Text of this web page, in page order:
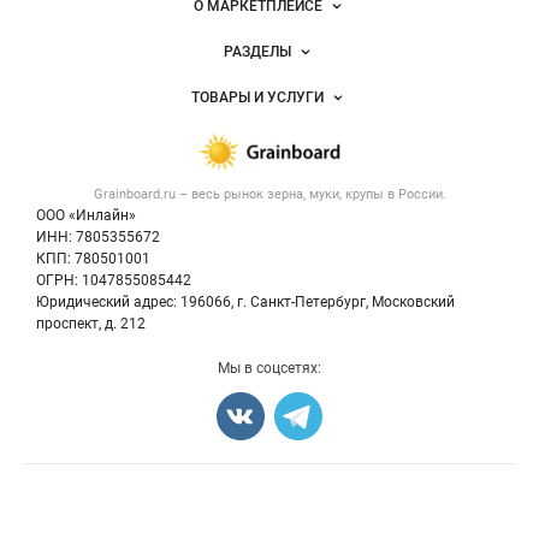
Важные разделы и контакты
Grainboard.ru – весь рынок зерна, муки, крупы в России.
ООО «Инлайн»
ИНН: 7805355672
КПП: 780501001
ОГРН: 1047855085442
Юридический адрес: 196066, г. Санкт-Петербург, Московский
проспект, д. 212
Навигация по сайтуО МАРКЕТПЛЕЙСЕ
Новости Grainboard.ru
Размещение рекламы
Публичная оферта
Контактная информация
Политика обработки персональных данных
РАЗДЕЛЫ
Объявления
Новости рынка
ТОВАРЫ И УСЛУГИ
Крупы
Мука
Мы в соцсетях: